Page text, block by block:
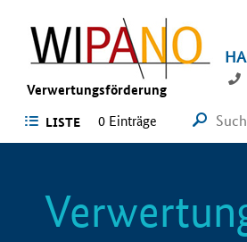
Verwertungsförderung
LISTE 0 Einträge